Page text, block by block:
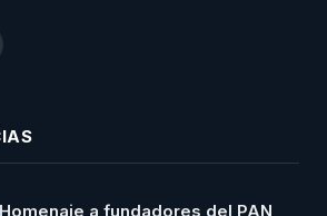
Homenaje a fundadores del PAN